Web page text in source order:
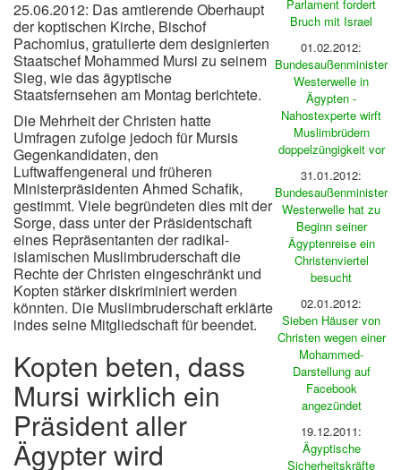
25.06.2012: Das amtierende Oberhaupt
der koptischen Kirche, Bischof
Pachomius, gratulierte dem designierten
Staatschef Mohammed Mursi zu seinem
Sieg, wie das ägyptische
Staatsfernsehen am Montag berichtete.
Die Mehrheit der Christen hatte
Umfragen zufolge jedoch für Mursis
Gegenkandidaten, den
Luftwaffengeneral und früheren
Ministerpräsidenten Ahmed Schafik,
gestimmt. Viele begründeten dies mit der
Sorge, dass unter der Präsidentschaft
eines Repräsentanten der radikal-
islamischen Muslimbruderschaft die
Rechte der Christen eingeschränkt und
Kopten stärker diskriminiert werden
könnten. Die Muslimbruderschaft erklärte
indes seine Mitgliedschaft für beendet.
Kopten beten, dass
Mursi wirklich ein
Präsident aller
Ägypter wird
Parlament fordert
Bruch mit Israel
01.02.2012:
Bundesaußenminister
Westerwelle in
Ägypten -
Nahostexperte wirft
Muslimbrüdern
doppelzüngigkeit vor
31.01.2012:
Bundesaußenminister
Westerwelle hat zu
Beginn seiner
Ägyptenreise ein
Christenviertel
besucht
02.01.2012:
Sieben Häuser von
Christen wegen einer
Mohammed-
Darstellung auf
Facebook
angezündet
19.12.2011:
Ägyptische
Sicherheitskräfte